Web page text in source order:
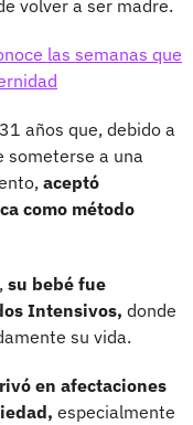
volver a ser madre.
las semanas que
años que, debido a
someterse a una
aceptó
como método
su bebé fue
Intensivos, donde
su vida.
en afectaciones
especialmente